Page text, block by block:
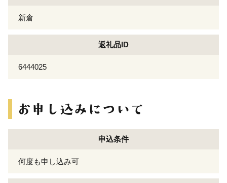
新倉
返礼品ID
6444025
申込条件
何度も申し込み可